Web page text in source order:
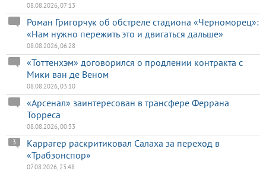
08.08.2026, 07:13
Роман Григорчук об обстреле стадиона «Черноморец»:
«Нам нужно пережить это и двигаться дальше»
08.08.2026, 06:28
«Тоттенхэм» договорился о продлении контракта с
Мики ван де Веном
08.08.2026, 03:10
«Арсенал» заинтересован в трансфере Феррана
Торреса
08.08.2026, 00:33
Каррагер раскритиковал Салаха за переход в
«Трабзонспор»
3
07.08.2026, 23:48